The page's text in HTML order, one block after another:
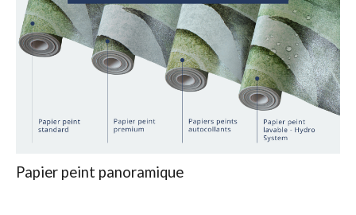
Papier peint panoramique